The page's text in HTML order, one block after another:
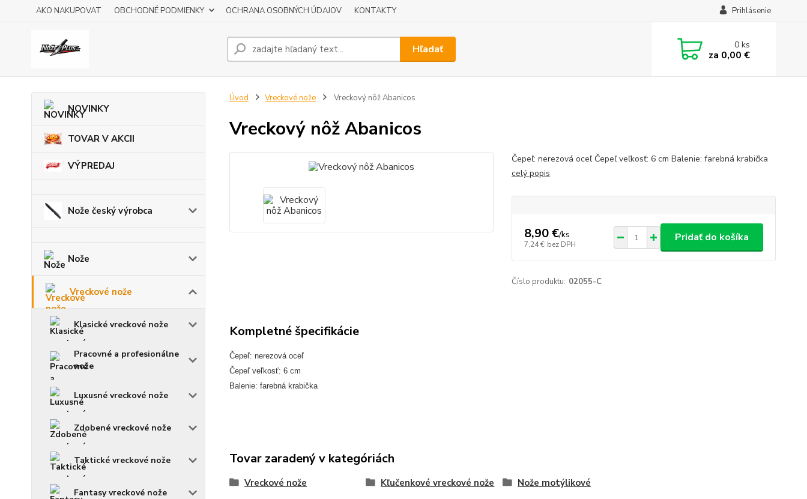
AKO NAKUPOVAT OBCHODNÉ PODMIENKY OCHRANA OSOBNÝCH ÚDAJOV KONTAKTY Prihlásenie
Hľadať 0ks
za 0,00 €
NOVINKY
TOVAR V AKCII
VÝPREDAJ
Nože český výrobca
Nože
Vreckové nože
Klasické vreckové nože
Pracovné a profesionálne
nože
Luxusné vreckové nože
Zdobené vreckové nože
Taktické vreckové nože
Fantasy vreckové nože
Úvod Vreckové nože Vreckový nôž Abanicos
Vreckový nôž Abanicos
Čepeľ: nerezová oceľ Čepeľ veľkosť: 6 cm Balenie: farebná krabička
celý popis
8,90 €/ks
7,24 € bez DPH
Pridať do košíka
Číslo produktu: 02055-C
Kompletné špecifikácie
Čepeľ: nerezová oceľ
Čepeľ veľkosť: 6 cm
Balenie: farebná krabička
Tovar zaradený v kategóriách
Vreckové nože Kľučenkové vreckové nože Nože motýlikové